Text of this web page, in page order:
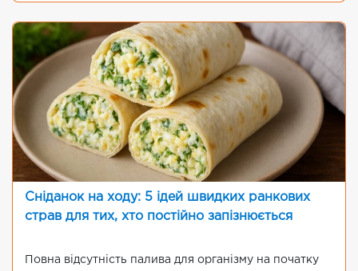
Сніданок на ходу: 5 ідей швидких ранкових
страв для тих, хто постійно запізнюється
Повна відсутність палива для організму на початку